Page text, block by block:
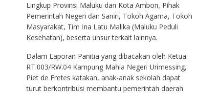
Lingkup Provinsi Maluku dan Kota Ambon, Pihak
Pemerintah Negeri dan Saniri, Tokoh Agama, Tokoh
Masyarakat, Tim Ina Latu Malika (Maluku Peduli
Kesehatan), beserta unsur terkait lainnya.
Dalam Laporan Panitia yang dibacakan oleh Ketua
RT.003/RW.04 Kampung Mahia Negeri Urimessing,
Piet de Fretes katakan, anak-anak sekolah dapat
turut berkontribusi membantu pemerintah daerah